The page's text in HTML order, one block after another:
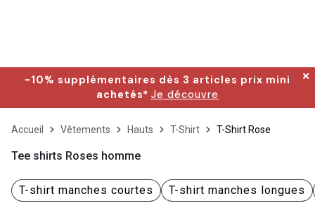
-10% supplémentaires dès 3 articles prix mini
achetés* Je découvre
✕
Accueil Vêtements Hauts T-Shirt T-Shirt Rose
Tee shirts Roses homme
T-shirt manches courtes T-shirt manches longues